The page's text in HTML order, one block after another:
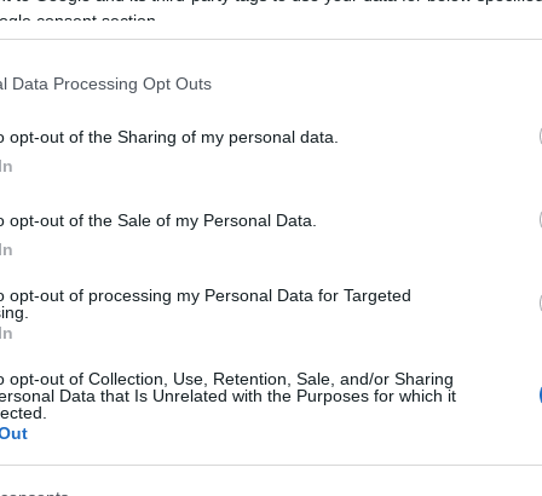
consent section.
Data Processing Opt Outs
opt-out of the Sharing of my personal data.
opt-out of the Sale of my Personal Data.
opt-out of processing my Personal Data for Targeted
opt-out of Collection, Use, Retention, Sale, and/or Sharing
Data that Is Unrelated with the Purposes for which it
Kormányhivatal
talán még